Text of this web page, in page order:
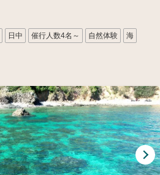
日中 催行人数4名～ 自然体験 海